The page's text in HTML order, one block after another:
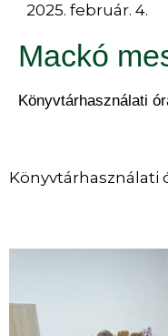
2025. február. 4.
Mackó
Könyvtárhasználati
Könyvtárhasználati